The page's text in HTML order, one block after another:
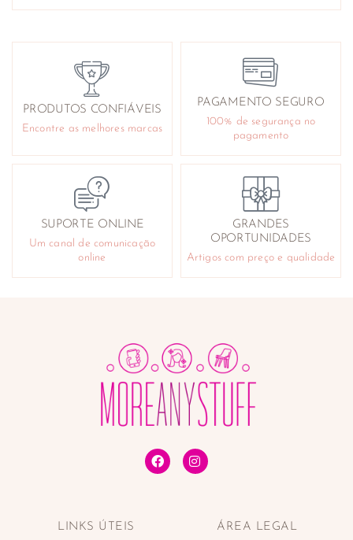
PRODUTOS CONFIÁVEIS
Encontre as melhores marcas
PAGAMENTO SEGURO
100% de segurança no
pagamento
SUPORTE ONLINE
Um canal de comunicação
online
GRANDES
OPORTUNIDADES
Artigos com preço e qualidade
LINKS ÚTEIS ÁREA LEGAL